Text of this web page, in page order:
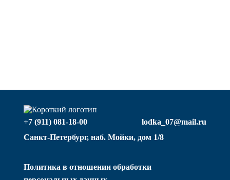
+7 (911) 081-18-00
lodka_07@mail.ru
Санкт-Петербург, наб. Мойки, дом 1/8
Политика в отношении обработки